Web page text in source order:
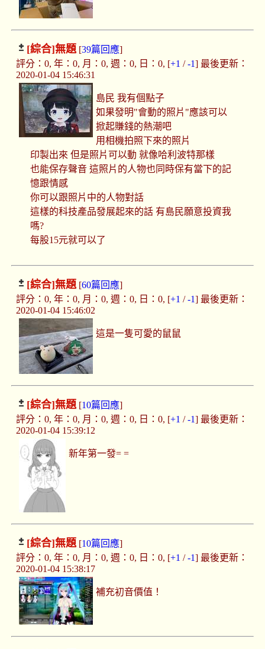
[綜合]無題[39篇回應]
評分：0, 年：0, 月：0, 週：0, 日：0, [+1 /-1] 最後更新：
2020-01-04 15:46:31
島民 我有個點子
如果發明"會動的照片"應該可以
掀起賺錢的熱潮吧
用相機拍照下來的照片
印製出來 但是照片可以動 就像哈利波特那樣
也能保存聲音 這照片的人物也同時保有當下的記
憶跟情感
你可以跟照片中的人物對話
這樣的科技產品發展起來的話 有島民願意投資我
嗎?
每股15元就可以了
[綜合]無題[60篇回應]
評分：0, 年：0, 月：0, 週：0, 日：0, [+1 /-1] 最後更新：
2020-01-04 15:46:02
這是一隻可愛的鼠鼠
[綜合]無題[10篇回應]
評分：0, 年：0, 月：0, 週：0, 日：0, [+1 /-1] 最後更新：
2020-01-04 15:39:12
新年第一發= =
[綜合]無題[10篇回應]
評分：0, 年：0, 月：0, 週：0, 日：0, [+1 /-1] 最後更新：
2020-01-04 15:38:17
補充初音價值！